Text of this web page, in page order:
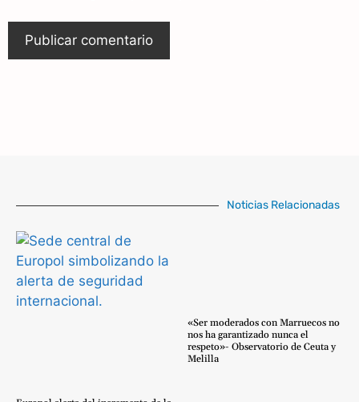
Noticias Relacionadas
«Ser moderados con Marruecos no
nos ha garantizado nunca el
respeto»- Observatorio de Ceuta y
Melilla